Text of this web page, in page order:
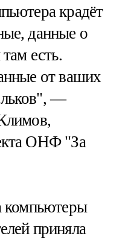
крадёт
данные о
есть.
от ваших
—
ОНФ "За
компьютеры
приняла